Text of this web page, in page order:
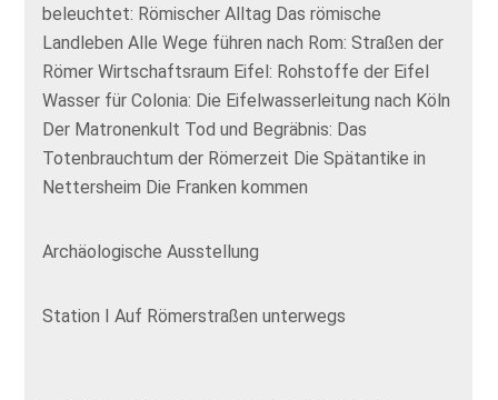
beleuchtet: Römischer Alltag Das römische
Landleben Alle Wege führen nach Rom: Straßen der
Römer Wirtschaftsraum Eifel: Rohstoffe der Eifel
Wasser für Colonia: Die Eifelwasserleitung nach Köln
Der Matronenkult Tod und Begräbnis: Das
Totenbrauchtum der Römerzeit Die Spätantike in
Nettersheim Die Franken kommen
Archäologische Ausstellung
Station I Auf Römerstraßen unterwegs